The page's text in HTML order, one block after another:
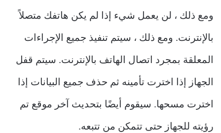
ومع ذلك ، لن يعمل شيء إذا لم يكن هاتفك متصلاً
بالإنترنت. ومع ذلك ، سيتم تنفيذ جميع الإجراءات
المعلقة بمجرد اتصال الهاتف بالإنترنت. سيتم قفل
الجهاز إذا اخترت تأمينه ثم حذف جميع البيانات إذا
اخترت مسحها. سيقوم أيضًا بتحديث آخر موقع تم
رؤيته للجهاز حتى تتمكن من تتبعه.